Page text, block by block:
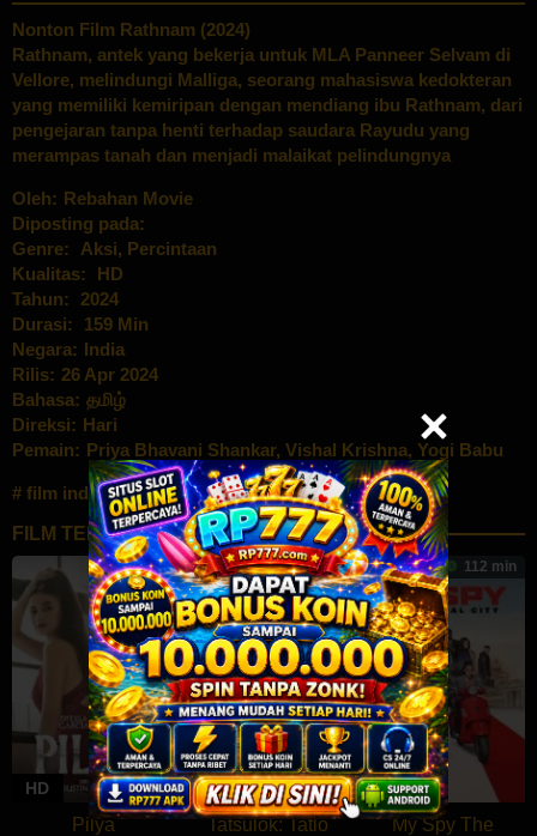
Nonton Film Rathnam (2024)
Rathnam, antek yang bekerja untuk MLA Panneer Selvam di
Vellore, melindungi Malliga, seorang mahasiswa kedokteran
yang memiliki kemiripan dengan mendiang ibu Rathnam, dari
pengejaran tanpa henti terhadap saudara Rayudu yang
merampas tanah dan menjadi malaikat pelindungnya
Oleh: Rebahan Movie
Diposting pada:
Genre:
Aksi, Percintaan
Kualitas:
HD
Tahun:
2024
Durasi:
159 Min
Negara: India
Rilis: 26 Apr 2024
Bahasa: தமிழ்
Direksi: Hari
Pemain: Priya Bhavani Shankar, Vishal Krishna, Yogi Babu
film india terbaru
FILM TERKAIT
66 min
HD
Pilya
4 96 min
HD
Tatsulok: Tatlo
6.796 112 min
HD
My Spy The